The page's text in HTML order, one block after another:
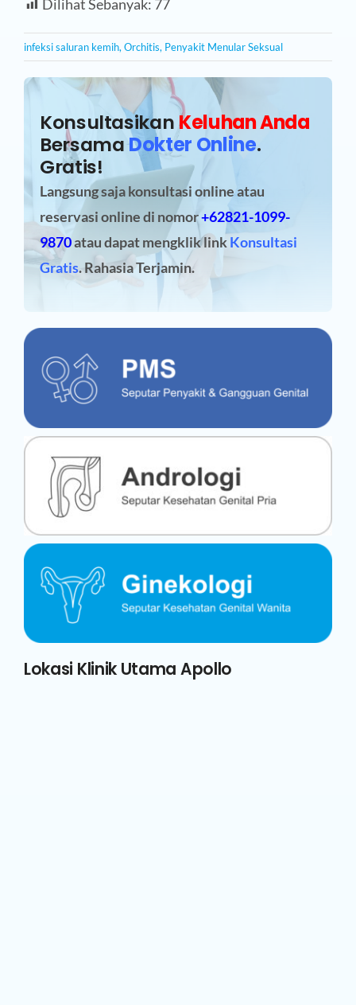
Dilihat Sebanyak: 77
infeksi saluran kemih, Orchitis, Penyakit Menular Seksual
KonsultasikanKeluhan Anda
BersamaDokter Online.
Gratis!
Langsung saja konsultasi online atau
reservasi onlinedi nomor+62821-1099-
9870atau dapat mengklik linkKonsultasi
Gratis. Rahasia Terjamin.
Lokasi Klinik Utama Apollo